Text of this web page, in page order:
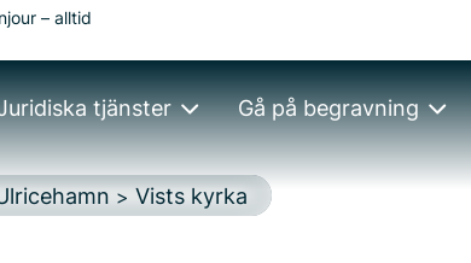
– alltid
tjänster Gå på begravning
> Vists kyrka